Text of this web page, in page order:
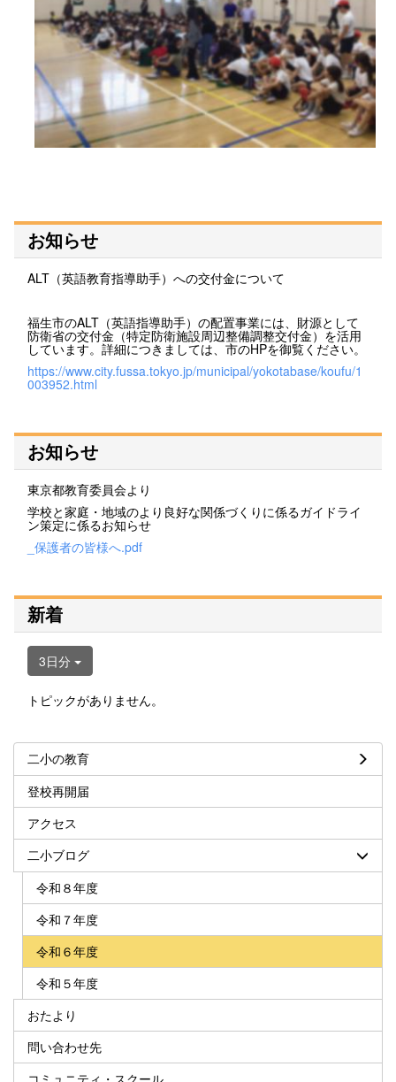
お知らせ
ALT（英語教育指導助手）への交付金について
福生市のALT（英語指導助手）の配置事業には、財源として
防衛省の交付金（特定防衛施設周辺整備調整交付金）を活用
しています。詳細につきましては、市のHPを御覧ください。
https://www.city.fussa.tokyo.jp/municipal/yokotabase/koufu/1
003952.html
お知らせ
東京都教育委員会より
学校と家庭・地域のより良好な関係づくりに係るガイドライ
ン策定に係るお知らせ
_保護者の皆様へ.pdf
新着
3日分
トピックがありません。
二小の教育
登校再開届
アクセス
二小ブログ
令和８年度
令和７年度
令和６年度
令和５年度
おたより
問い合わせ先
コミュニティ・スクール